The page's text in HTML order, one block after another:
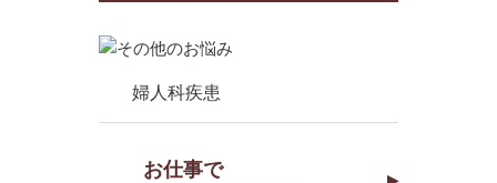
婦人科疾患
お仕事で